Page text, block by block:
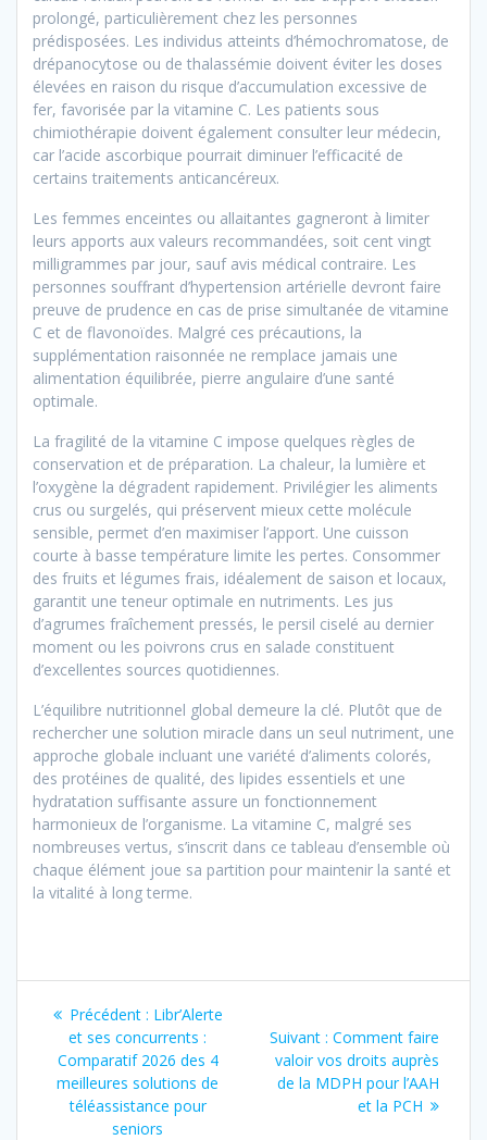
prolongé, particulièrement chez les personnes
prédisposées. Les individus atteints d’hémochromatose, de
drépanocytose ou de thalassémie doivent éviter les doses
élevées en raison du risque d’accumulation excessive de
fer, favorisée par la vitamine C. Les patients sous
chimiothérapie doivent également consulter leur médecin,
car l’acide ascorbique pourrait diminuer l’efficacité de
certains traitements anticancéreux.
Les femmes enceintes ou allaitantes gagneront à limiter
leurs apports aux valeurs recommandées, soit cent vingt
milligrammes par jour, sauf avis médical contraire. Les
personnes souffrant d’hypertension artérielle devront faire
preuve de prudence en cas de prise simultanée de vitamine
C et de flavonoïdes. Malgré ces précautions, la
supplémentation raisonnée ne remplace jamais une
alimentation équilibrée, pierre angulaire d’une santé
optimale.
La fragilité de la vitamine C impose quelques règles de
conservation et de préparation. La chaleur, la lumière et
l’oxygène la dégradent rapidement. Privilégier les aliments
crus ou surgelés, qui préservent mieux cette molécule
sensible, permet d’en maximiser l’apport. Une cuisson
courte à basse température limite les pertes. Consommer
des fruits et légumes frais, idéalement de saison et locaux,
garantit une teneur optimale en nutriments. Les jus
d’agrumes fraîchement pressés, le persil ciselé au dernier
moment ou les poivrons crus en salade constituent
d’excellentes sources quotidiennes.
L’équilibre nutritionnel global demeure la clé. Plutôt que de
rechercher une solution miracle dans un seul nutriment, une
approche globale incluant une variété d’aliments colorés,
des protéines de qualité, des lipides essentiels et une
hydratation suffisante assure un fonctionnement
harmonieux de l’organisme. La vitamine C, malgré ses
nombreuses vertus, s’inscrit dans ce tableau d’ensemble où
chaque élément joue sa partition pour maintenir la santé et
la vitalité à long terme.
Navigation
de
l’article
Précédent : Article
précédent
:
Libr’Alerte
et ses concurrents :
Comparatif 2026 des 4
meilleures solutions de
téléassistance pour
seniors
Suivant : Article
suivant
:
Comment faire
valoir vos droits auprès
de la MDPH pour l’AAH
et la PCH